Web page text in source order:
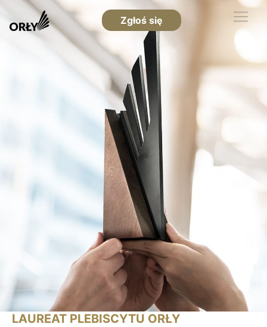
Zgłoś się
LAUREAT PLEBISCYTU ORŁY